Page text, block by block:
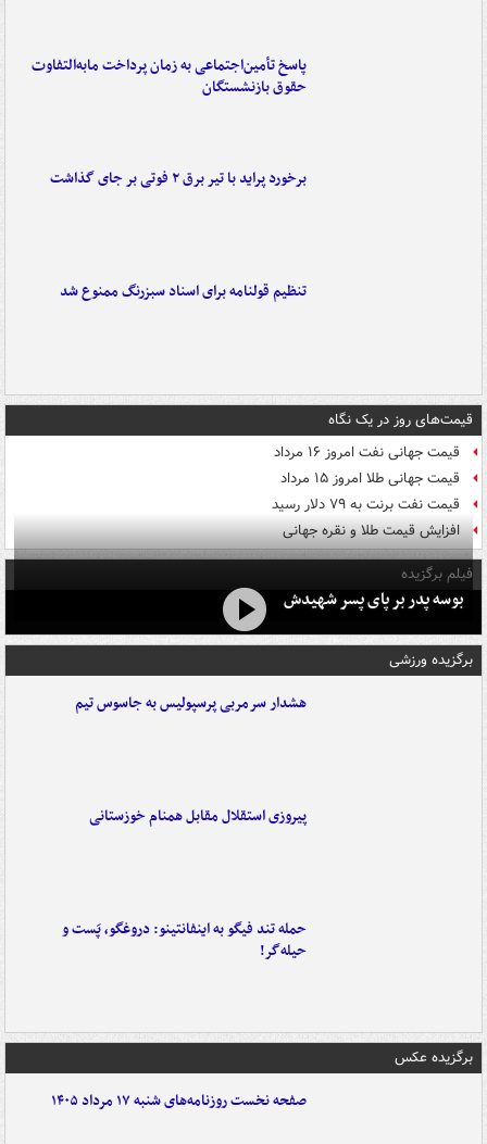
پاسخ تأمین‌اجتماعی به زمان پرداخت مابه‌التفاوت
حقوق بازنشستگان
برخورد پراید با تیر برق ۲ فوتی بر جای گذاشت
تنظیم قولنامه برای اسناد سبزرنگ ممنوع شد
قیمت‌های روز در یک نگاه
قیمت جهانی نفت امروز ۱۶ مرداد
قیمت جهانی طلا امروز ۱۵ مرداد
قیمت نفت برنت به ۷۹ دلار رسید
افزایش قیمت طلا و نقره جهانی
فیلم برگزیده
بوسه‌ پدر بر پای پسر شهیدش
برگزیده ورزشی
هشدار سرمربی پرسپولیس به جاسوس تیم
پیروزی استقلال مقابل همنام خوزستانی
حمله تند فیگو به اینفانتینو: دروغگو، پَست‌ و
حیله‌گر!
برگزیده عکس
صفحه نخست روزنامه‌های شنبه ۱۷ مرداد ۱۴۰۵